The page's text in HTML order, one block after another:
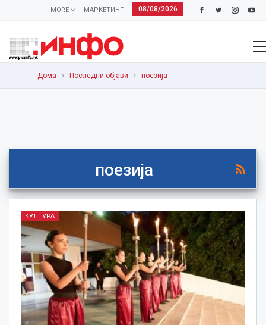
08/08/2026
МАРКЕТИНГ
MORE
Дома Последни објави поезија
поезија
КУЛТУРА